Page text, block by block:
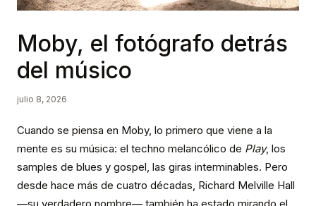
Moby, el fotógrafo detrás
del músico
julio 8, 2026
Cuando se piensa en Moby, lo primero que viene a la
mente es su música: el techno melancólico de Play, los
samples de blues y gospel, las giras interminables. Pero
desde hace más de cuatro décadas, Richard Melville Hall